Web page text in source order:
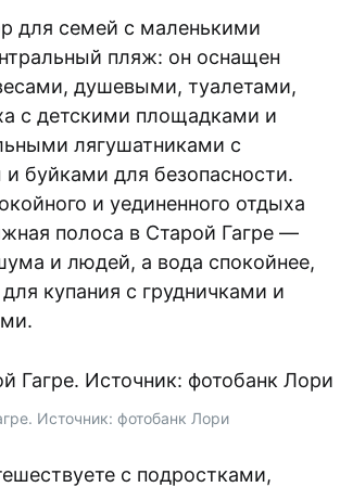
для семей с маленькими
пляж: он оснащен
душевыми, туалетами,
с детскими площадками и
лягушатниками с
буйками для безопасности.
и уединенного отдыха
полоса в Старой Гагре —
и людей, а вода спокойнее,
купания с грудничками и
Источник: фотобанк Лори
с подростками,